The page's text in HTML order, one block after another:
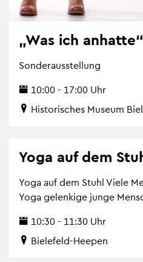
„Was ich an­hat­te“
Son­der­aus­stel­lung
10:00 - 17:00 Uhr
His­to­ri­sches Mu­se­um
Yoga auf dem
Yoga auf dem Stuhl Viele
Yoga ge­len­ki­ge junge
10:30 - 11:30 Uhr
Bie­le­feld-Hee­pen